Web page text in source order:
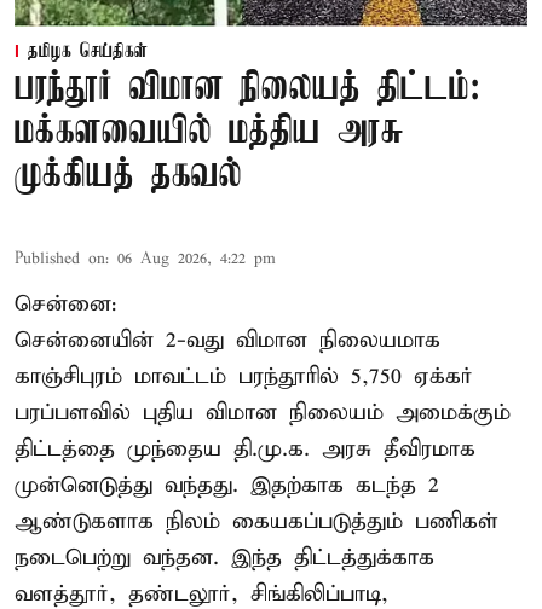
தமிழக செய்திகள்
பரந்தூர் விமான நிலையத் திட்டம்:
மக்களவையில் மத்திய அரசு
முக்கியத் தகவல்
Published on: 06 Aug 2026, 4:22 pm
சென்னை:
சென்னையின் 2-வது விமான நிலையமாக
காஞ்சிபுரம் மாவட்டம் பரந்தூரில் 5,750 ஏக்கர்
பரப்பளவில் புதிய விமான நிலையம் அமைக்கும்
திட்டத்தை முந்தைய தி.மு.க. அரசு தீவிரமாக
முன்னெடுத்து வந்தது. இதற்காக கடந்த 2
ஆண்டுகளாக நிலம் கையகப்படுத்தும் பணிகள்
நடைபெற்று வந்தன. இந்த திட்டத்துக்காக
வளத்தூர், தண்டலூர், சிங்கிலிப்பாடி,